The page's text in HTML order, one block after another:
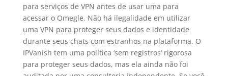
para serviços de VPN antes de usar uma para
acessar o Omegle. Não há ilegalidade em utilizar
uma VPN para proteger seus dados e identidade
durante seus chats com estranhos na plataforma. O
IPVanish tem uma política ‘sem registros’ rigorosa
para proteger seus dados, mas ela ainda não foi